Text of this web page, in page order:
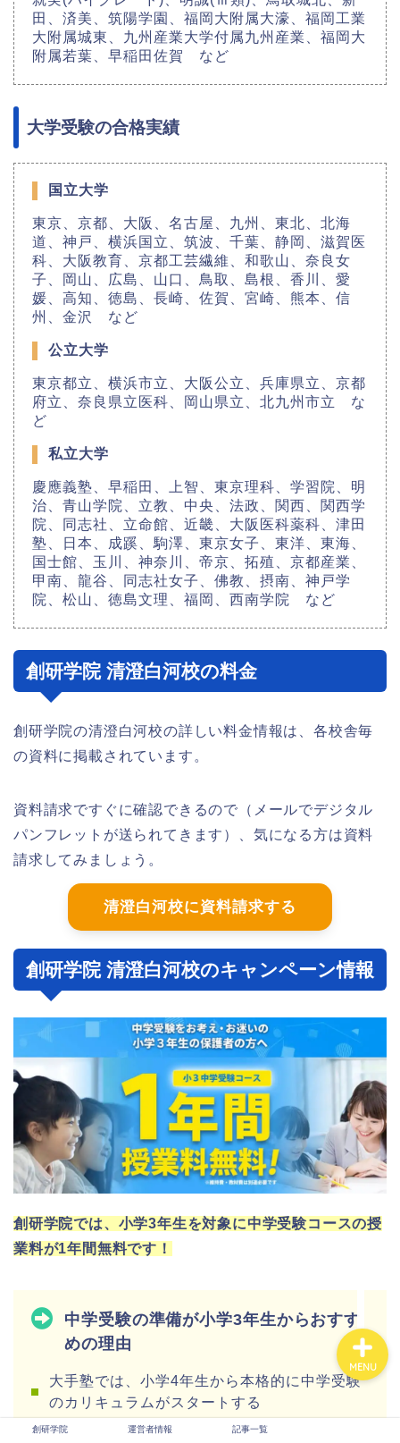
田、済美、筑陽学園、福岡大附属大濠、福岡工業
大附属城東、九州産業大学付属九州産業、福岡大
附属若葉、早稲田佐賀 など
大学受験の合格実績
国立大学
東京、京都、大阪、名古屋、九州、東北、北海
道、神戸、横浜国立、筑波、千葉、静岡、滋賀医
科、大阪教育、京都工芸繊維、和歌山、奈良女
子、岡山、広島、山口、鳥取、島根、香川、愛
媛、高知、徳島、長崎、佐賀、宮崎、熊本、信
州、金沢 など
公立大学
東京都立、横浜市立、大阪公立、兵庫県立、京都
府立、奈良県立医科、岡山県立、北九州市立 な
ど
私立大学
慶應義塾、早稲田、上智、東京理科、学習院、明
治、青山学院、立教、中央、法政、関西、関西学
院、同志社、立命館、近畿、大阪医科薬科、津田
塾、日本、成蹊、駒澤、東京女子、東洋、東海、
国士館、玉川、神奈川、帝京、拓殖、京都産業、
甲南、龍谷、同志社女子、佛教、摂南、神戸学
院、松山、徳島文理、福岡、西南学院 など
創研学院 清澄白河校の料金
創研学院の清澄白河校の詳しい料金情報は、各校舎毎
の資料に掲載されています。
資料請求ですぐに確認できるので（メールでデジタル
パンフレットが送られてきます）、気になる方は資料
請求してみましょう。
清澄白河校に資料請求する
創研学院 清澄白河校のキャンペーン情報
創研学院では、小学3年生を対象に中学受験コースの授
業料が1年間無料です！
中学受験の準備が小学3年生からおすす
めの理由
大手塾では、小学4年生から本格的に中学受験
のカリキュラムがスタートする
小学4年生から授業の難易度が一気に上がる
創研学院 運営者情報 記事一覧
MENU
創研学院
運営者情報